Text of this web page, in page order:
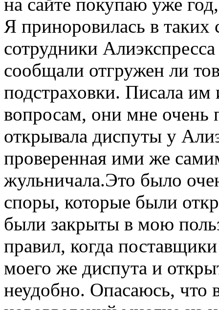
на сайте покупаю уже
Я приноровилась в таких
сотрудники
сообщали отгружен ли
подстраховки. Писала
вопросам, они мне очень
открывала диспуты у
проверенная ими же
жульничала.Это было
споры, которые были
были закрыты в мою
правил, когда
моего же диспута и
неудобно. Опасаюсь, что